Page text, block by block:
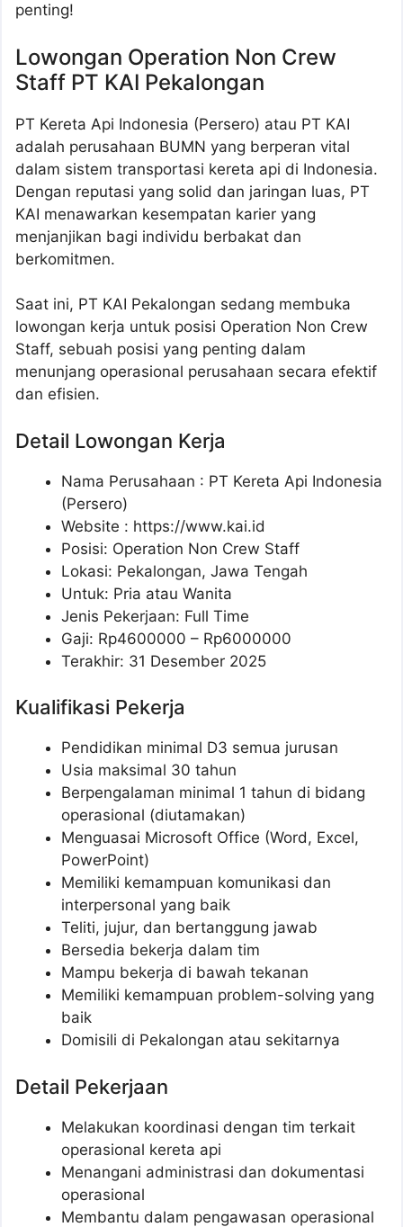
penting!
Lowongan Operation Non Crew
Staff PT KAI Pekalongan
PT Kereta Api Indonesia (Persero) atau PT KAI
adalah perusahaan BUMN yang berperan vital
dalam sistem transportasi kereta api di Indonesia.
Dengan reputasi yang solid dan jaringan luas, PT
KAI menawarkan kesempatan karier yang
menjanjikan bagi individu berbakat dan
berkomitmen.
Saat ini, PT KAI Pekalongan sedang membuka
lowongan kerja untuk posisi Operation Non Crew
Staff, sebuah posisi yang penting dalam
menunjang operasional perusahaan secara efektif
dan efisien.
Detail Lowongan Kerja
Nama Perusahaan : PT Kereta Api Indonesia
(Persero)
Website : https://www.kai.id
Posisi: Operation Non Crew Staff
Lokasi: Pekalongan, Jawa Tengah
Untuk: Pria atau Wanita
Jenis Pekerjaan: Full Time
Gaji: Rp4600000 – Rp6000000
Terakhir: 31 Desember 2025
Kualifikasi Pekerja
Pendidikan minimal D3 semua jurusan
Usia maksimal 30 tahun
Berpengalaman minimal 1 tahun di bidang
operasional (diutamakan)
Menguasai Microsoft Office (Word, Excel,
PowerPoint)
Memiliki kemampuan komunikasi dan
interpersonal yang baik
Teliti, jujur, dan bertanggung jawab
Bersedia bekerja dalam tim
Mampu bekerja di bawah tekanan
Memiliki kemampuan problem-solving yang
baik
Domisili di Pekalongan atau sekitarnya
Detail Pekerjaan
Melakukan koordinasi dengan tim terkait
operasional kereta api
Menangani administrasi dan dokumentasi
operasional
Membantu dalam pengawasan operasional